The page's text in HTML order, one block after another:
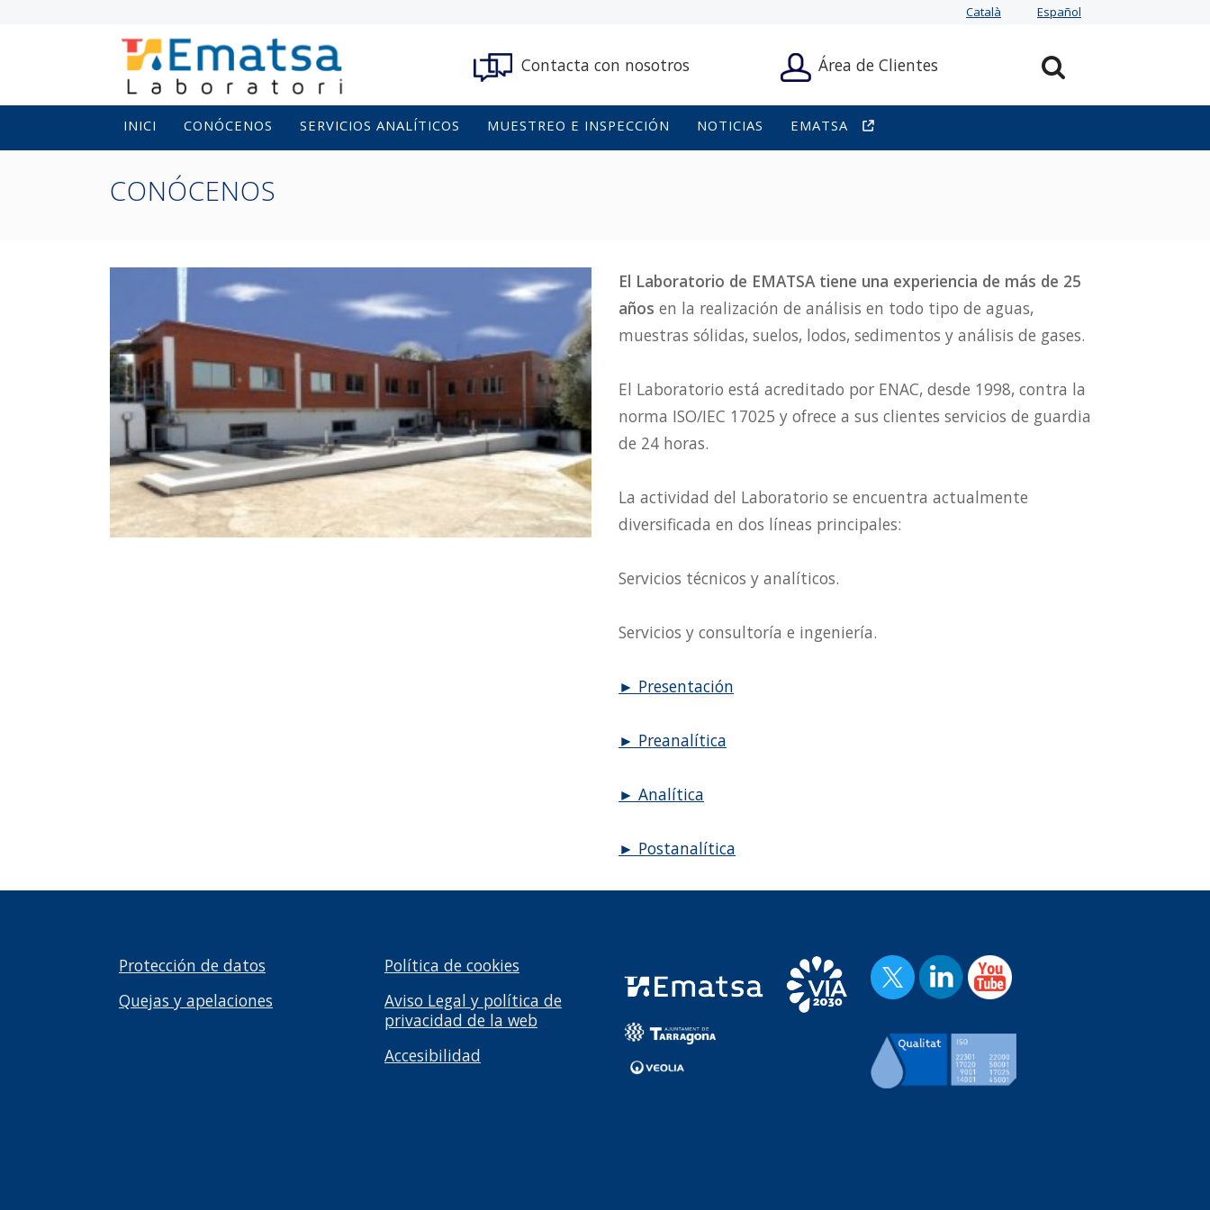
Català Español
Contacta con nosotros Área de Clientes
INICI CONÓCENOS SERVICIOS ANALÍTICOS MUESTREO E INSPECCIÓN NOTICIAS EMATSA
CONÓCENOS
El Laboratorio de EMATSA tiene una experiencia de más de 25
años en la realización de análisis en todo tipo de aguas,
muestras sólidas, suelos, lodos, sedimentos y análisis de gases.
El Laboratorio está acreditado por ENAC, desde 1998, contra la
norma ISO/IEC 17025 y ofrece a sus clientes servicios de guardia
de 24 horas.
La actividad del Laboratorio se encuentra actualmente
diversificada en dos líneas principales:
Servicios técnicos y analíticos.
Servicios y consultoría e ingeniería.
► Presentación
► Preanalítica
► Analítica
► Postanalítica
Protección de datos
Quejas y apelaciones
Política de cookies
Aviso Legal y política de
privacidad de la web
Accesibilidad